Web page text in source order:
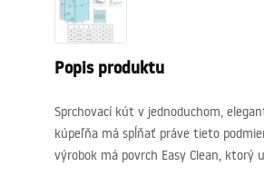
Kúpeľňové doplnky a nábytok
Popis produktu
Sprchovací kút v jednoduchom,
kúpeľňa má spĺňať práve tieto
výrobok má povrch Easy Clean, ktorý